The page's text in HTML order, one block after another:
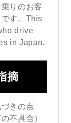
りのお客
す。This
drive
in Japan.
摘
きの点
不具合）